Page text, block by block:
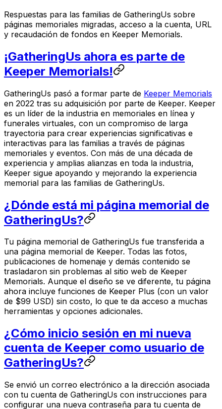
Respuestas para las familias de GatheringUs sobre
páginas memoriales migradas, acceso a la cuenta, URL
y recaudación de fondos en Keeper Memorials.
¡GatheringUs ahora es parte de
Keeper Memorials!
GatheringUs pasó a formar parte de Keeper Memorials
en 2022 tras su adquisición por parte de Keeper. Keeper
es un líder de la industria en memoriales en línea y
funerales virtuales, con un compromiso de larga
trayectoria para crear experiencias significativas e
interactivas para las familias a través de páginas
memoriales y eventos. Con más de una década de
experiencia y amplias alianzas en toda la industria,
Keeper sigue apoyando y mejorando la experiencia
memorial para las familias de GatheringUs.
¿Dónde está mi página memorial de
GatheringUs?
Tu página memorial de GatheringUs fue transferida a
una página memorial de Keeper. Todas las fotos,
publicaciones de homenaje y demás contenido se
trasladaron sin problemas al sitio web de Keeper
Memorials. Aunque el diseño se ve diferente, tu página
ahora incluye funciones de Keeper Plus (con un valor
de $99 USD) sin costo, lo que te da acceso a muchas
herramientas y opciones adicionales.
¿Cómo inicio sesión en mi nueva
cuenta de Keeper como usuario de
GatheringUs?
Se envió un correo electrónico a la dirección asociada
con tu cuenta de GatheringUs con instrucciones para
configurar una nueva contraseña para tu cuenta de